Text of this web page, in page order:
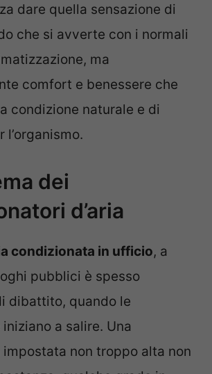
dare quella sensazione di
che si avverte con i normali
ma
comfort e benessere che
condizione naturale e di
l’organismo.
dei
d’aria
condizionata in ufficio, a
pubblici è spesso
dibattito, quando le
a salire. Una
non troppo alta non